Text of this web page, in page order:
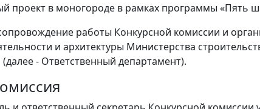
проект в моногороде в рамках программы «Пять
работы Конкурсной комиссии и
и архитектуры Министерства
- Ответственный департамент).